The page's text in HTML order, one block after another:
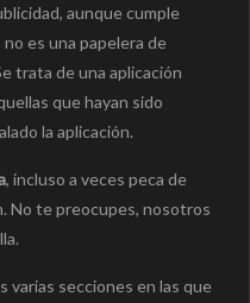
aunque cumple
es una papelera de
trata de una aplicación
que hayan sido
la aplicación.
, incluso a veces peca de
No te preocupes, nosotros
varias secciones en las que